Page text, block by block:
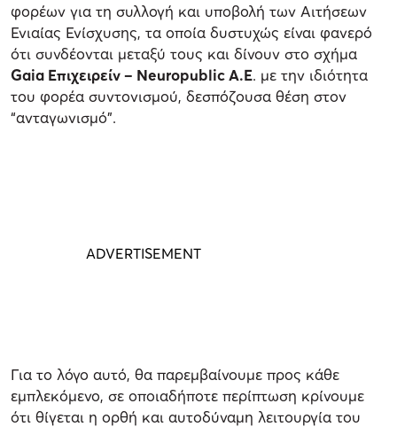
φορέων για τη συλλογή και υποβολή των Αιτήσεων
Ενιαίας Ενίσχυσης, τα οποία δυστυχώς είναι φανερό
ότι συνδέονται μεταξύ τους και δίνουν στο σχήμα
Gaia Επιχειρείν – Neuropublic Α.Ε. με την ιδιότητα
του φορέα συντονισμού, δεσπόζουσα θέση στον
“ανταγωνισμό”.
Για το λόγο αυτό, θα παρεμβαίνουμε προς κάθε
εμπλεκόμενο, σε οποιαδήποτε περίπτωση κρίνουμε
ότι θίγεται η ορθή και αυτοδύναμη λειτουργία του